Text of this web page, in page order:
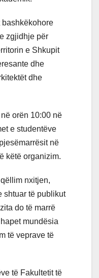
bashkëkohore
zgjidhje për
e Shkupit
dhe
dhe
orën 10:00 në
e studentëve
në
këtë organizim.
nxitjen,
shtuar të publikut
do të marrë
mundësia
të veprave të
të Fakultetit të